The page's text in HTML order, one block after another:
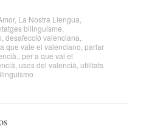
, La Nostra Llengua
bilinguisme
desafecció valenciana
que vale el valenciano parlar
per a que val el
usos del valencià utilitats